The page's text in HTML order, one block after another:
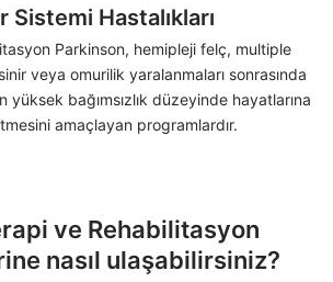
Sistemi Hastalıkları
Parkinson, hemipleji felç, multiple
veya omurilik yaralanmaları sonrasında
yüksek bağımsızlık düzeyinde hayatlarına
amaçlayan programlardır.
ve Rehabilitasyon
nasıl ulaşabilirsiniz?